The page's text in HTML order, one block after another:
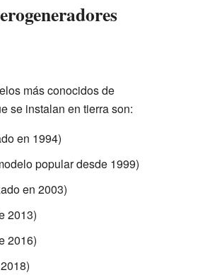
más conocidos de
se instalan en tierra son:
en 1994)
popular desde 1999)
en 2003)
2013)
2016)